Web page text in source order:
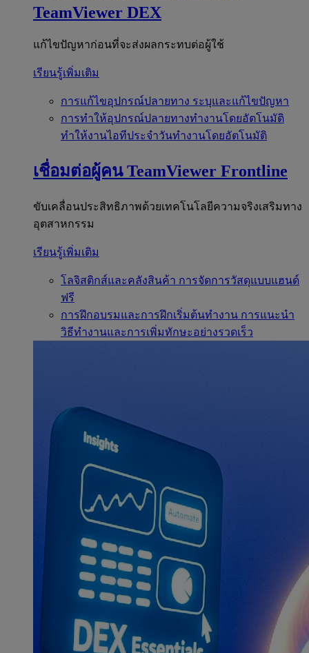
TeamViewer DEX
แก้ไขปัญหาก่อนที่จะส่งผลกระทบต่อผู้ใช้
เรียนรู้เพิ่มเติม
การแก้ไขอุปกรณ์ปลายทาง ระบุและแก้ไขปัญหา
การทำให้อุปกรณ์ปลายทางทำงานโดยอัตโนมัติ
ทำให้งานไอทีประจำวันทำงานโดยอัตโนมัติ
เชื่อมต่อผู้คน TeamViewer Frontline
ขับเคลื่อนประสิทธิภาพด้วยเทคโนโลยีความจริงเสริมทาง
อุตสาหกรรม
เรียนรู้เพิ่มเติม
โลจิสติกส์และคลังสินค้า การจัดการวัสดุแบบแฮนด์
ฟรี
การฝึกอบรมและการฝึกเริ่มต้นทำงาน การแนะนำ
วิธีทำงานและการเพิ่มทักษะอย่างรวดเร็ว